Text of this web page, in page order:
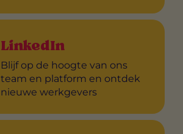
LinkedIn
Blijf op de hoogte van ons
team en platform en ontdek
nieuwe werkgevers